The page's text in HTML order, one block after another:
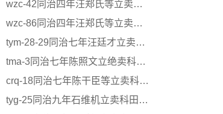
42同治四年汪郑氏等立卖科田文契
86同治四年汪郑氏等立卖科田文契
28-29同治七年汪廷才立卖科田陆地文契
3同治七年陈照文立绝卖科田文契
18同治七年陈干臣等立卖科田文契
tyg-25同治九年石维机立卖科田文契